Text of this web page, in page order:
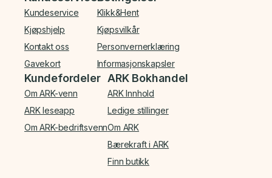
Kundeservice
Kjøpshjelp
Kontakt oss
Gavekort
Klikk&Hent
Kjøpsvilkår
Personvernerklæring
Informasjonskapsler
Kundefordeler
Om ARK-venn
ARK leseapp
Om ARK-bedriftsvenn
ARK Bokhandel
ARK Innhold
Ledige stillinger
Om ARK
Bærekraft i ARK
Finn butikk